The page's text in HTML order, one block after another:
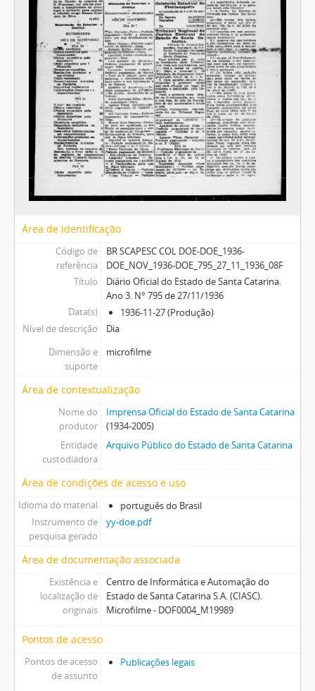
Área de identificação
Código de
referência
BR SCAPESC COL DOE-DOE_1936-
DOE_NOV_1936-DOE_795_27_11_1936_08F
Título
Diário Oficial do Estado de Santa Catarina.
Ano 3. N° 795 de 27/11/1936
Data(s)
1936-11-27 (Produção)
Nível de descrição
Dia
Dimensão e
suporte
microfilme
Área de contextualização
Nome do
produtor
Imprensa Oficial do Estado de Santa Catarina
(1934-2005)
Entidade
custodiadora
Arquivo Público do Estado de Santa Catarina
Área de condições de acesso e uso
Idioma do material
português do Brasil
Instrumento de
pesquisa gerado
yy-doe.pdf
Área de documentação associada
Existência e
localização de
originais
Centro de Informática e Automação do
Estado de Santa Catarina S.A. (CIASC).
Microfilme - DOF0004_M19989
Pontos de acesso
Pontos de acesso
de assunto
Publicações legais